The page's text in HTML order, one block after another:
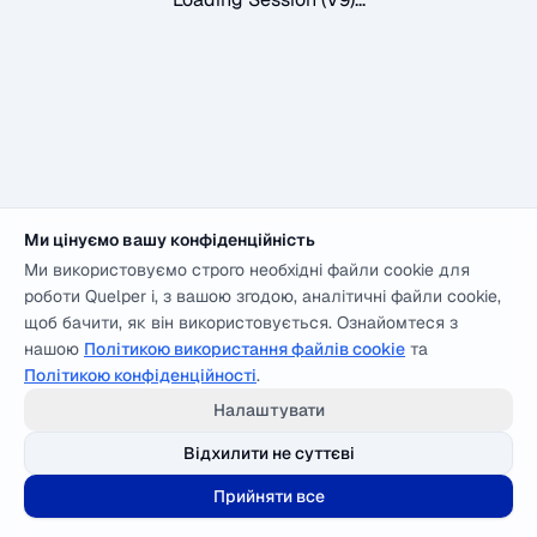
Ми цінуємо вашу конфіденційність
Ми використовуємо строго необхідні файли cookie для
роботи Quelper і, з вашою згодою, аналітичні файли cookie,
щоб бачити, як він використовується. Ознайомтеся з
нашою Політикою використання файлів cookie та
Політикою конфіденційності.
Налаштувати
Відхилити не суттєві
Прийняти все